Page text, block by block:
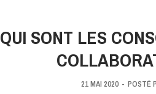
QUI SONT LES
21 MAI 2020 - POSTÉ